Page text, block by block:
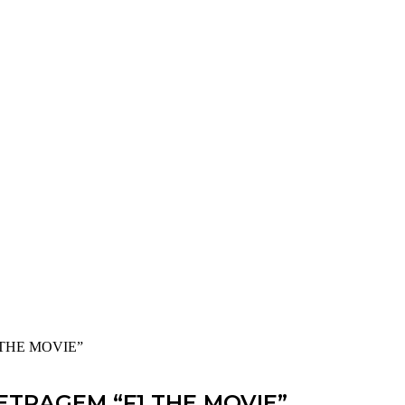
MOVIE”